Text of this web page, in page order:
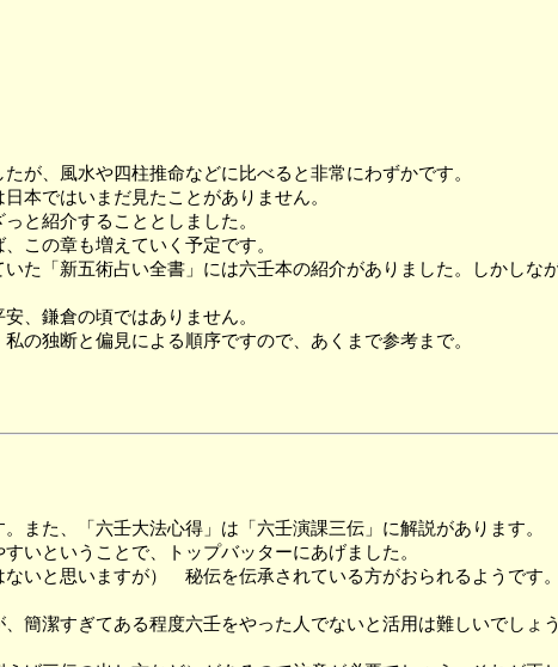
が、風水や四柱推命などに比べると非常にわずかです。
本ではいまだ見たことがありません。
と紹介することとしました。
この章も増えていく予定です。
「新五術占い全書」には六壬本の紹介がありました。しかしな
、鎌倉の頃ではありません。
の独断と偏見による順序ですので、あくまで参考まで。
た、「六壬大法心得」は「六壬演課三伝」に解説があります。
いということで、トップバッターにあげました。
いと思いますが） 秘伝を伝承されている方がおられるようです
潔すぎてある程度六壬をやった人でないと活用は難しいでしょ